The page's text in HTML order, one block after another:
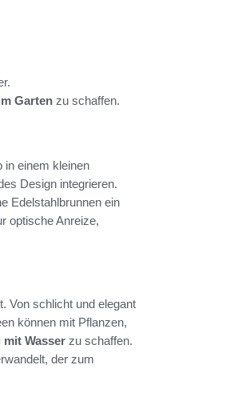
Garten zu schaffen.
in einem kleinen
Design integrieren.
Edelstahlbrunnen ein
optische Anreize,
Von schlicht und elegant
können mit Pflanzen,
Wasser zu schaffen.
der zum